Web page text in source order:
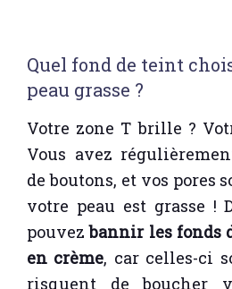
Quel fond de teint
peau grasse ?
Votre zone T brille ?
Vous avez
de boutons, et vos pores
votre peau est grasse !
pouvezbannir les fonds
en crème, car celles-ci
risquent de boucher